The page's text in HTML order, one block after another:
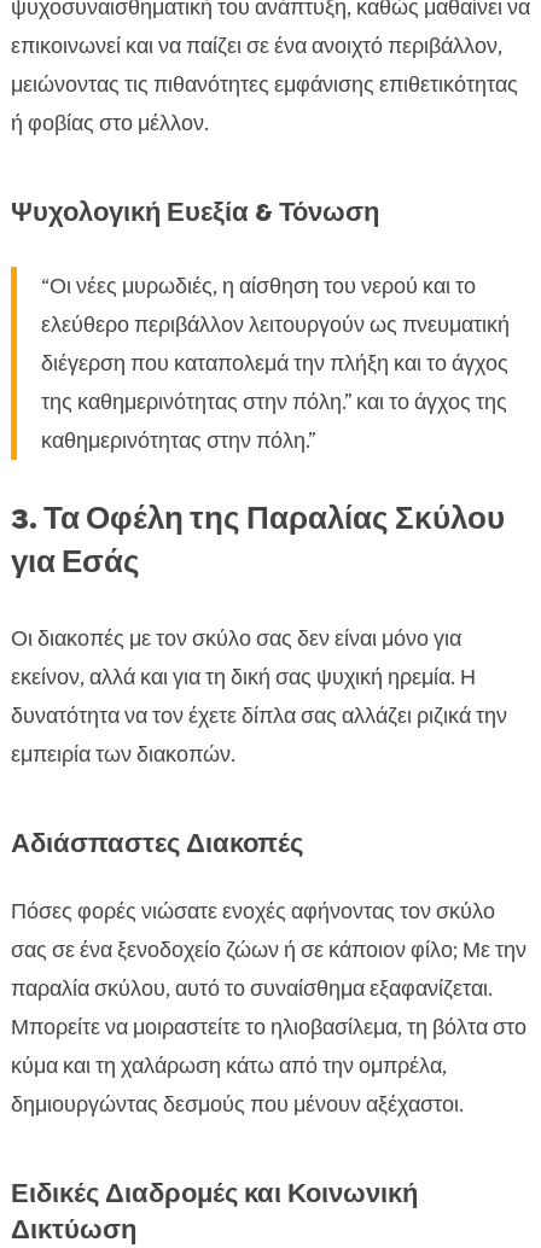
ψυχοσυναισθηματική του ανάπτυξη, καθώς μαθαίνει να
επικοινωνεί και να παίζει σε ένα ανοιχτό περιβάλλον,
μειώνοντας τις πιθανότητες εμφάνισης επιθετικότητας
ή φοβίας στο μέλλον.
Ψυχολογική Ευεξία & Τόνωση
“Οι νέες μυρωδιές, η αίσθηση του νερού και το
ελεύθερο περιβάλλον λειτουργούν ως πνευματική
διέγερση που καταπολεμά την πλήξη και το άγχος
της καθημερινότητας στην πόλη.” και το άγχος της
καθημερινότητας στην πόλη.”
3. Τα Οφέλη της Παραλίας Σκύλου
για Εσάς
Οι διακοπές με τον σκύλο σας δεν είναι μόνο για
εκείνον, αλλά και για τη δική σας ψυχική ηρεμία. Η
δυνατότητα να τον έχετε δίπλα σας αλλάζει ριζικά την
εμπειρία των διακοπών.
Αδιάσπαστες Διακοπές
Πόσες φορές νιώσατε ενοχές αφήνοντας τον σκύλο
σας σε ένα ξενοδοχείο ζώων ή σε κάποιον φίλο; Με την
παραλία σκύλου, αυτό το συναίσθημα εξαφανίζεται.
Μπορείτε να μοιραστείτε το ηλιοβασίλεμα, τη βόλτα στο
κύμα και τη χαλάρωση κάτω από την ομπρέλα,
δημιουργώντας δεσμούς που μένουν αξέχαστοι.
Ειδικές Διαδρομές και Κοινωνική
Δικτύωση